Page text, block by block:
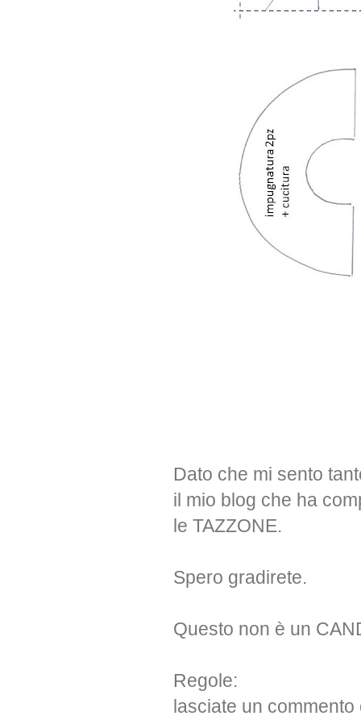
Dato che mi sento
il mio blog che ha
le TAZZONE.
Spero gradirete.
Questo non è un
Regole:
lasciate un